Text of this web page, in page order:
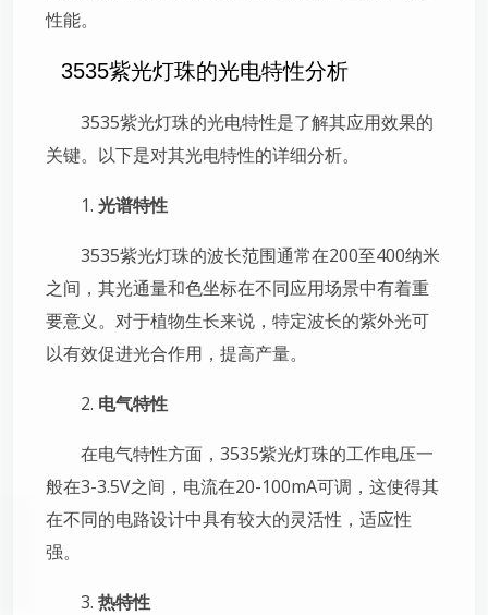
性能。
3535紫光灯珠的光电特性分析
3535紫光灯珠的光电特性是了解其应用效果的
关键。以下是对其光电特性的详细分析。
1. 光谱特性
3535紫光灯珠的波长范围通常在200至400纳米
之间，其光通量和色坐标在不同应用场景中有着重
要意义。对于植物生长来说，特定波长的紫外光可
以有效促进光合作用，提高产量。
2. 电气特性
在电气特性方面，3535紫光灯珠的工作电压一
般在3-3.5V之间，电流在20-100mA可调，这使得其
在不同的电路设计中具有较大的灵活性，适应性
强。
3. 热特性